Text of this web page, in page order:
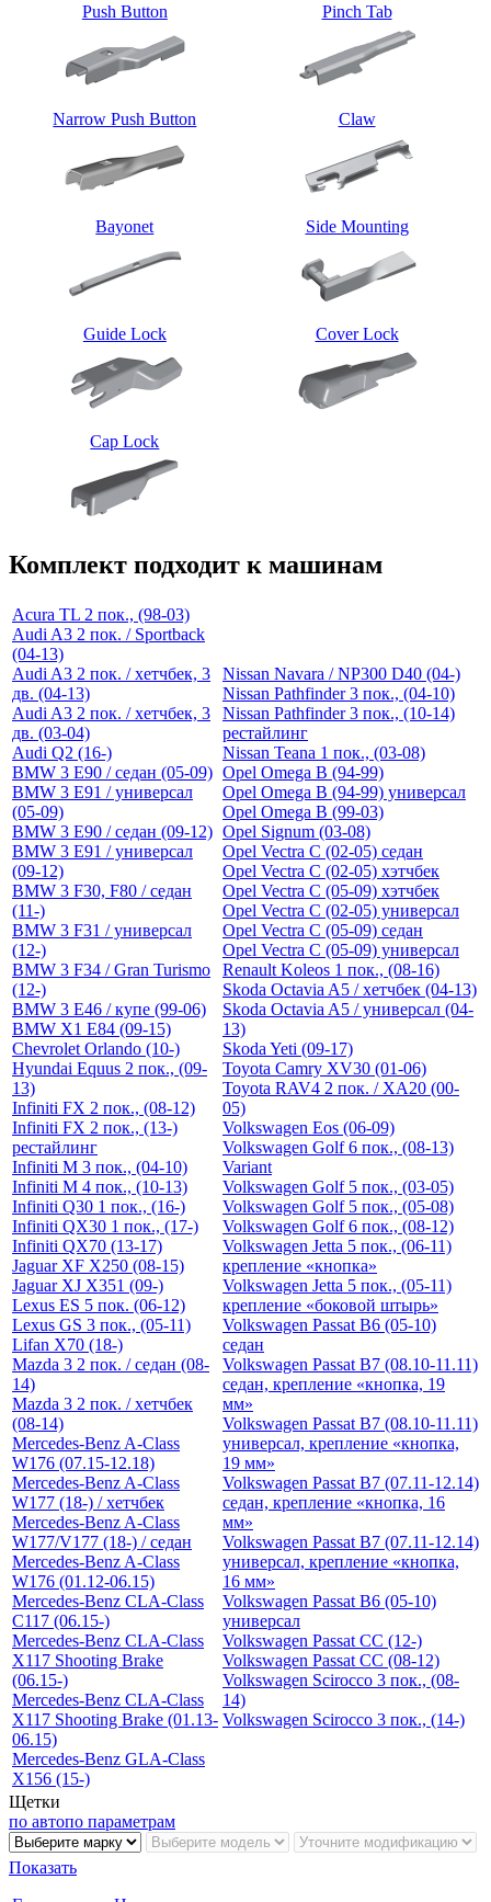
Push Button Pinch Tab
Narrow Push Button Claw
Bayonet Side Mounting
Guide Lock Cover Lock
Cap Lock
Комплект подходит к машинам
Acura TL 2 пок., (98-03)
Audi A3 2 пок. / Sportback
(04-13)
Audi A3 2 пок. / хетчбек, 3
дв. (04-13)
Audi A3 2 пок. / хетчбек, 3
дв. (03-04)
Audi Q2 (16-)
BMW 3 E90 / седан (05-09)
BMW 3 E91 / универсал
(05-09)
BMW 3 E90 / седан (09-12)
BMW 3 E91 / универсал
(09-12)
BMW 3 F30, F80 / седан
(11-)
BMW 3 F31 / универсал
(12-)
BMW 3 F34 / Gran Turismo
(12-)
BMW 3 E46 / купе (99-06)
BMW X1 E84 (09-15)
Chevrolet Orlando (10-)
Hyundai Equus 2 пок., (09-
13)
Infiniti FX 2 пок., (08-12)
Infiniti FX 2 пок., (13-)
рестайлинг
Infiniti M 3 пок., (04-10)
Infiniti M 4 пок., (10-13)
Infiniti Q30 1 пок., (16-)
Infiniti QX30 1 пок., (17-)
Infiniti QX70 (13-17)
Jaguar XF X250 (08-15)
Jaguar XJ X351 (09-)
Lexus ES 5 пок. (06-12)
Lexus GS 3 пок., (05-11)
Lifan X70 (18-)
Mazda 3 2 пок. / седан (08-
14)
Mazda 3 2 пок. / хетчбек
(08-14)
Mercedes-Benz A-Class
W176 (07.15-12.18)
Mercedes-Benz A-Class
W177 (18-) / хетчбек
Mercedes-Benz A-Class
W177/V177 (18-) / седан
Mercedes-Benz A-Class
W176 (01.12-06.15)
Mercedes-Benz CLA-Class
C117 (06.15-)
Mercedes-Benz CLA-Class
X117 Shooting Brake
(06.15-)
Mercedes-Benz CLA-Class
X117 Shooting Brake (01.13-
06.15)
Mercedes-Benz GLA-Class
X156 (15-)
Nissan Navara / NP300 D40 (04-)
Nissan Pathfinder 3 пок., (04-10)
Nissan Pathfinder 3 пок., (10-14)
рестайлинг
Nissan Teana 1 пок., (03-08)
Opel Omega B (94-99)
Opel Omega B (94-99) универсал
Opel Omega B (99-03)
Opel Signum (03-08)
Opel Vectra C (02-05) седан
Opel Vectra C (02-05) хэтчбек
Opel Vectra C (05-09) хэтчбек
Opel Vectra C (02-05) универсал
Opel Vectra C (05-09) седан
Opel Vectra C (05-09) универсал
Renault Koleos 1 пок., (08-16)
Skoda Octavia A5 / хетчбек (04-13)
Skoda Octavia A5 / универсал (04-
13)
Skoda Yeti (09-17)
Toyota Camry XV30 (01-06)
Toyota RAV4 2 пок. / XA20 (00-
05)
Volkswagen Eos (06-09)
Volkswagen Golf 6 пок., (08-13)
Variant
Volkswagen Golf 5 пок., (03-05)
Volkswagen Golf 5 пок., (05-08)
Volkswagen Golf 6 пок., (08-12)
Volkswagen Jetta 5 пок., (06-11)
крепление «кнопка»
Volkswagen Jetta 5 пок., (05-11)
крепление «боковой штырь»
Volkswagen Passat B6 (05-10)
седан
Volkswagen Passat B7 (08.10-11.11)
седан, крепление «кнопка, 19
мм»
Volkswagen Passat B7 (08.10-11.11)
универсал, крепление «кнопка,
19 мм»
Volkswagen Passat B7 (07.11-12.14)
седан, крепление «кнопка, 16
мм»
Volkswagen Passat B7 (07.11-12.14)
универсал, крепление «кнопка,
16 мм»
Volkswagen Passat B6 (05-10)
универсал
Volkswagen Passat CC (12-)
Volkswagen Passat CC (08-12)
Volkswagen Scirocco 3 пок., (08-
14)
Volkswagen Scirocco 3 пок., (14-)
Щетки
по автопо параметрам
Показать